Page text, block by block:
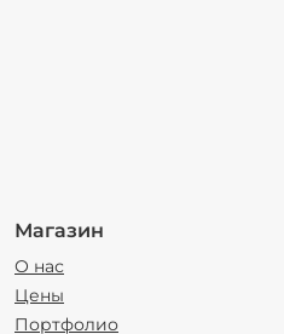
Магазин
О нас
Цены
Портфолио